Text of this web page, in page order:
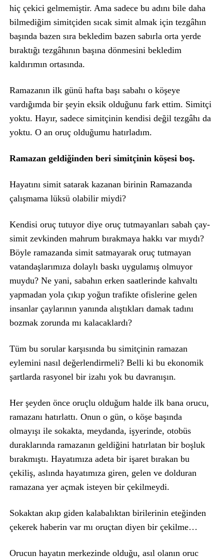
hiç çekici gelmemiştir. Ama sadece bu adını bile daha
bilmediğim simitçiden sıcak simit almak için tezgâhın
başında bazen sıra bekledim bazen sabırla orta yerde
bıraktığı tezgâhının başına dönmesini bekledim
kaldırımın ortasında.
Ramazanın ilk günü hafta başı sabahı o köşeye
vardığımda bir şeyin eksik olduğunu fark ettim. Simitçi
yoktu. Hayır, sadece simitçinin kendisi değil tezgâhı da
yoktu. O an oruç olduğumu hatırladım.
Ramazan geldiğinden beri simitçinin köşesi boş.
Hayatını simit satarak kazanan birinin Ramazanda
çalışmama lüksü olabilir miydi?
Kendisi oruç tutuyor diye oruç tutmayanları sabah çay-
simit zevkinden mahrum bırakmaya hakkı var mıydı?
Böyle ramazanda simit satmayarak oruç tutmayan
vatandaşlarımıza dolaylı baskı uygulamış olmuyor
muydu? Ne yani, sabahın erken saatlerinde kahvaltı
yapmadan yola çıkıp yoğun trafikte ofislerine gelen
insanlar çaylarının yanında alıştıkları damak tadını
bozmak zorunda mı kalacaklardı?
Tüm bu sorular karşısında bu simitçinin ramazan
eylemini nasıl değerlendirmeli? Belli ki bu ekonomik
şartlarda rasyonel bir izahı yok bu davranışın.
Her şeyden önce oruçlu olduğum halde ilk bana orucu,
ramazanı hatırlattı. Onun o gün, o köşe başında
olmayışı ile sokakta, meydanda, işyerinde, otobüs
duraklarında ramazanın geldiğini hatırlatan bir boşluk
bırakmıştı. Hayatımıza adeta bir işaret bırakan bu
çekiliş, aslında hayatımıza giren, gelen ve dolduran
ramazana yer açmak isteyen bir çekilmeydi.
Sokaktan akıp giden kalabalıktan birilerinin eteğinden
çekerek haberin var mı oruçtan diyen bir çekilme…
Orucun hayatın merkezinde olduğu, asıl olanın oruc